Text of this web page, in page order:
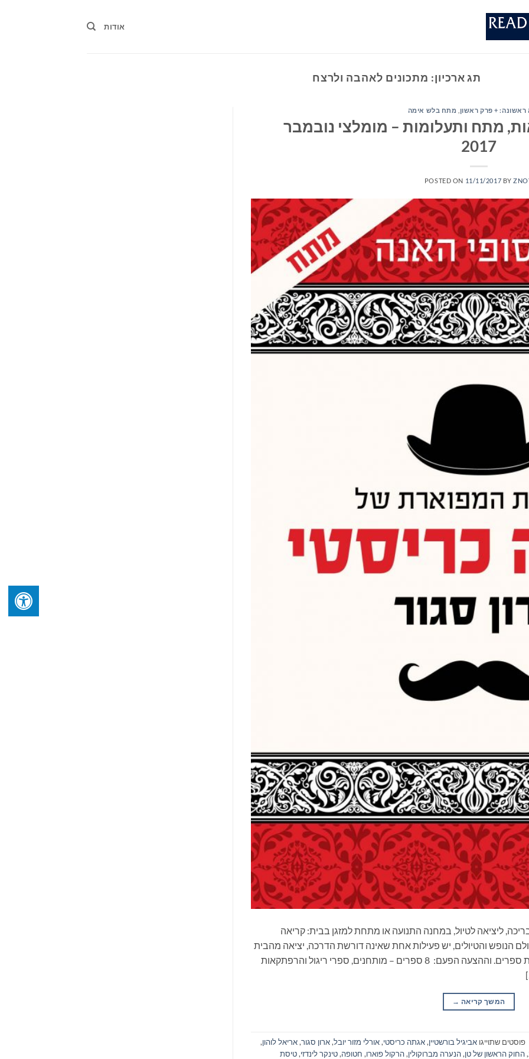
אודות
תג ארכיון: מתכונים לאהבה ולרצח
+ פרק ראשון מתח בלש אימה
מתח ותעלומות – מומלצי נובמבר
2017
POSTED ON 11/11/2017 BY
ליציאה לטיול, במחנה התנועה או מתחת למזגן בבית: קריאה
הנופש והטיולים, יש פעילות אחת שאינה דורשת הדרכה, יציאה מהבית
ונסיעה, התארגנות ממושכת ואפילו שיחה: קריאת ספרים. וההצעה הפעם: 8 ספרים – מותחנים, ספרי ריגול והרפתקאות
המשך קריאה →
פוסטים שתוייגו אביגיל בורשטיין,אגתה כריסטי,אורלי מזור יובל,ארון סגור,אריאל לוהון,
,החוק הראשון של טן,הנערה מברוקולין,הרקול פוארו, חטופה,טינקר לינדזי,טיסת